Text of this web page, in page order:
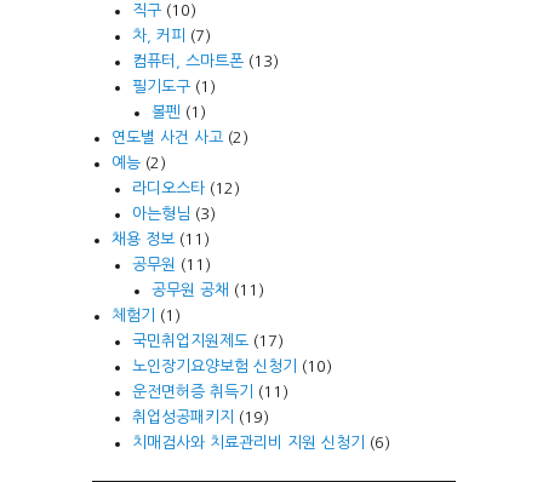
직구(10)
차, 커피
(7)
컴퓨터, 스마트폰(13)
필기도구(1)
볼펜 (1)
연도별 사건 사고 (2)
예능 (2)
라디오스타(12)
아는형님 (3)
채용 정보 (11)
공무원
(11)
공무원 공채 (11)
체험기
(1)
국민취업지원제도(17)
노인장기요양보험 신청기
(10)
운전면허증 취득기
(11)
취업성공패키지
(19)
치매검사와 치료관리비 지원 신청기
(6)